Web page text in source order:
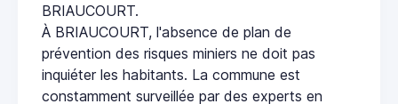
BRIAUCOURT.
À BRIAUCOURT, l'absence de plan de
prévention des risques miniers ne doit pas
inquiéter les habitants. La commune est
constamment surveillée par des experts en